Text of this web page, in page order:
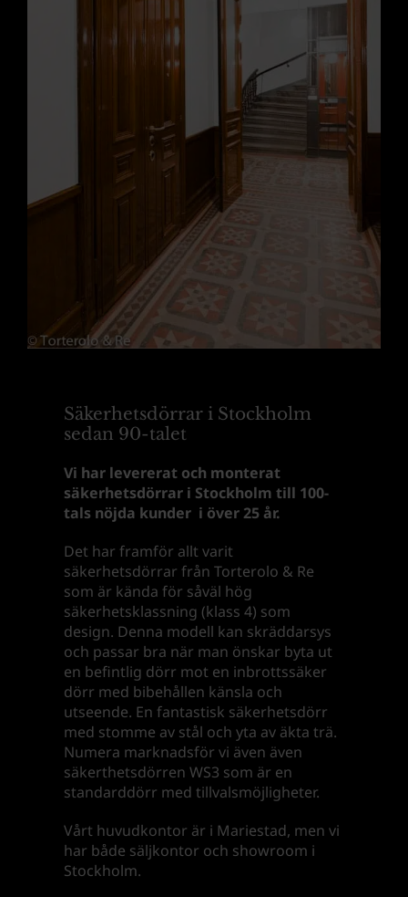
Säkerhetsdörrar i Stockholm
sedan 90-talet
Vi har levererat och monterat
säkerhetsdörrar i Stockholm till 100-
tals nöjda kunder i över 25 år.
Det har framför allt varit
säkerhetsdörrar från Torterolo & Re
som är kända för såväl hög
säkerhetsklassning (klass 4) som
design. Denna modell kan skräddarsys
och passar bra när man önskar byta ut
en befintlig dörr mot en inbrottssäker
dörr med bibehållen känsla och
utseende. En fantastisk säkerhetsdörr
med stomme av stål och yta av äkta trä.
Numera marknadsför vi även även
säkerthetsdörren WS3 som är en
standarddörr med tillvalsmöjligheter.
Vårt huvudkontor är i Mariestad, men vi
har både säljkontor och showroom i
Stockholm.